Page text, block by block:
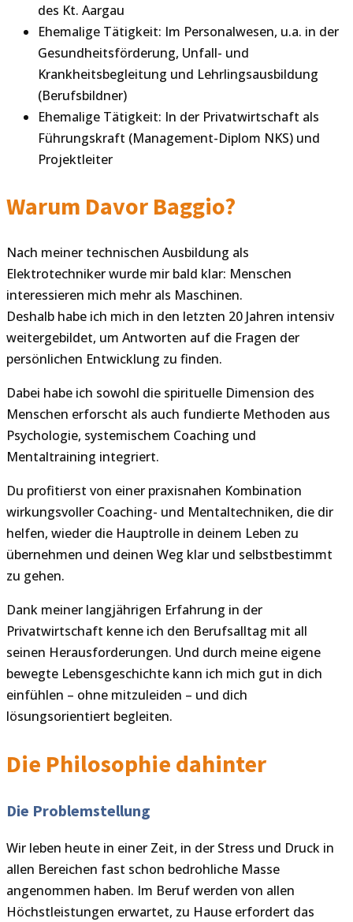
des Kt. Aargau
Ehemalige Tätigkeit: Im Personalwesen, u.a. in der
Gesundheitsförderung, Unfall- und
Krankheitsbegleitung und Lehrlingsausbildung
(Berufsbildner)
Ehemalige Tätigkeit: In der Privatwirtschaft als
Führungskraft (Management-Diplom NKS) und
Projektleiter
Warum Davor Baggio?
Nach meiner technischen Ausbildung als
Elektrotechniker wurde mir bald klar: Menschen
interessieren mich mehr als Maschinen.
Deshalb habe ich mich in den letzten 20 Jahren intensiv
weitergebildet, um Antworten auf die Fragen der
persönlichen Entwicklung zu finden.
Dabei habe ich sowohl die spirituelle Dimension des
Menschen erforscht als auch fundierte Methoden aus
Psychologie, systemischem Coaching und
Mentaltraining integriert.
Du profitierst von einer praxisnahen Kombination
wirkungsvoller Coaching- und Mentaltechniken, die dir
helfen, wieder die Hauptrolle in deinem Leben zu
übernehmen und deinen Weg klar und selbstbestimmt
zu gehen.
Dank meiner langjährigen Erfahrung in der
Privatwirtschaft kenne ich den Berufsalltag mit all
seinen Herausforderungen. Und durch meine eigene
bewegte Lebensgeschichte kann ich mich gut in dich
einfühlen – ohne mitzuleiden – und dich
lösungsorientiert begleiten.
Die Philosophie dahinter
Die Problemstellung
Wir leben heute in einer Zeit, in der Stress und Druck in
allen Bereichen fast schon bedrohliche Masse
angenommen haben. Im Beruf werden von allen
Höchstleistungen erwartet, zu Hause erfordert das